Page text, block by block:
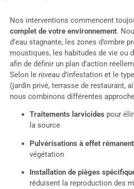
Nos interventions commencent
complet de votre environnement.
d’eau stagnante, les zones d’ombre
moustiques, les habitudes de vie ou
afin de définir un plan d’action
Selon le niveau d’infestation et le
(jardin privé, terrasse de restaurant,
nous combinons différentes
Traitements larvicides pour
la source
Pulvérisations à effet rémanent
végétation
Installation de pièges
réduisent la reproduction des